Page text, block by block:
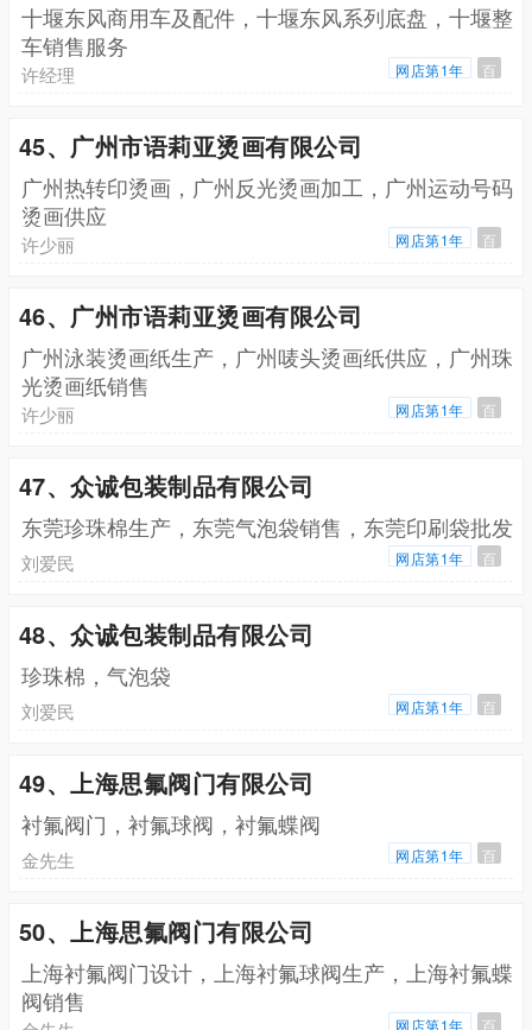
十堰东风商用车及配件，十堰东风系列底盘，十堰整
车销售服务
许经理 网店第1年 百
45、广州市语莉亚烫画有限公司
广州热转印烫画，广州反光烫画加工，广州运动号码
烫画供应
许少丽 网店第1年 百
46、广州市语莉亚烫画有限公司
广州泳装烫画纸生产，广州唛头烫画纸供应，广州珠
光烫画纸销售
许少丽 网店第1年 百
47、众诚包装制品有限公司
东莞珍珠棉生产，东莞气泡袋销售，东莞印刷袋批发
刘爱民 网店第1年 百
48、众诚包装制品有限公司
珍珠棉，气泡袋
刘爱民 网店第1年 百
49、上海思氟阀门有限公司
衬氟阀门，衬氟球阀，衬氟蝶阀
金先生 网店第1年 百
50、上海思氟阀门有限公司
上海衬氟阀门设计，上海衬氟球阀生产，上海衬氟蝶
阀销售
网店第1年 百